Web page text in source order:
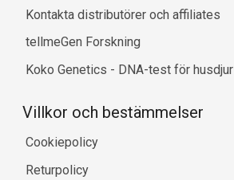
Kontakta distributörer och affiliates
tellmeGen Forskning
Koko Genetics - DNA-test för husdjur
Villkor och bestämmelser
Cookiepolicy
Returpolicy